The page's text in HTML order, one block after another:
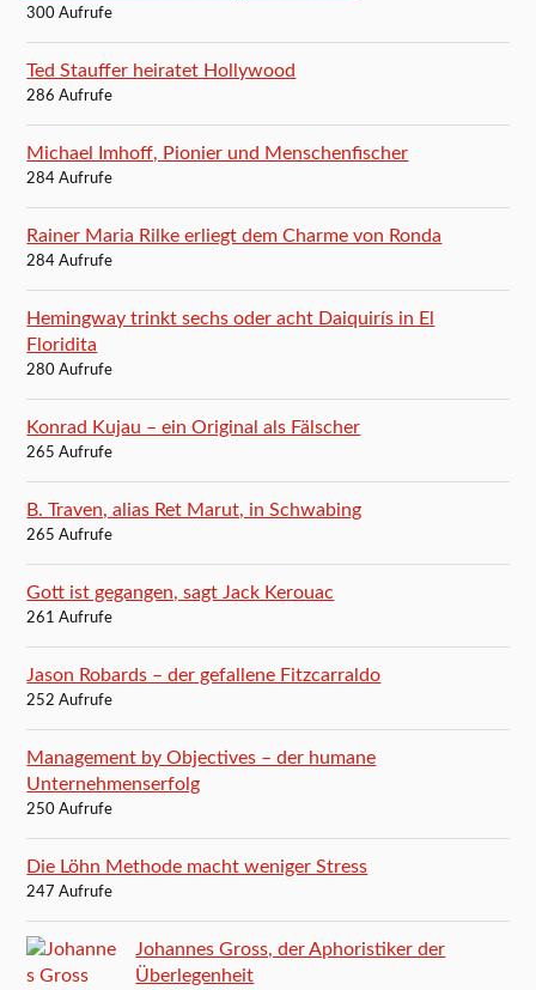
300 Aufrufe
Ted Stauffer heiratet Hollywood
286 Aufrufe
Michael Imhoff, Pionier und Menschenfischer
284 Aufrufe
Rainer Maria Rilke erliegt dem Charme von Ronda
284 Aufrufe
Hemingway trinkt sechs oder acht Daiquirís in El
Floridita
280 Aufrufe
Konrad Kujau – ein Original als Fälscher
265 Aufrufe
B. Traven, alias Ret Marut, in Schwabing
265 Aufrufe
Gott ist gegangen, sagt Jack Kerouac
261 Aufrufe
Jason Robards – der gefallene Fitzcarraldo
252 Aufrufe
Management by Objectives – der humane
Unternehmenserfolg
250 Aufrufe
Die Löhn Methode macht weniger Stress
247 Aufrufe
Johannes Gross, der Aphoristiker der
Überlegenheit